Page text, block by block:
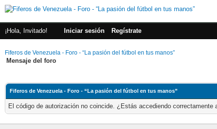
¡Hola, Invitado! Iniciar sesión Regístrate
Fiferos de Venezuela - Foro - “La pasión del fútbol en tus manos”
Mensaje del foro
Fiferos de Venezuela - Foro - “La pasión del fútbol en tus manos”
El código de autorización no coincide. ¿Estás accediendo